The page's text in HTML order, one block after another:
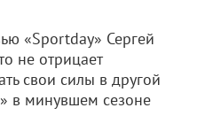
«Sportday» Сергей
не отрицает
свои силы в другой
в минувшем сезоне